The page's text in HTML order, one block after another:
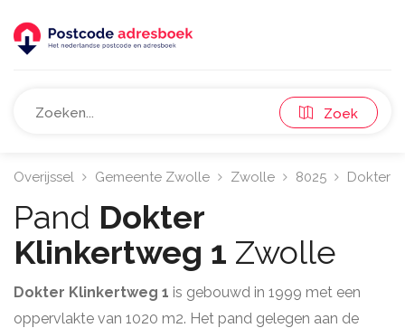
Zoek
Overijssel Gemeente Zwolle Zwolle 8025 Dokter
Pand Dokter
Klinkertweg 1 Zwolle
Dokter Klinkertweg 1 is gebouwd in 1999 met een
oppervlakte van 1020 m2. Het pand gelegen aan de